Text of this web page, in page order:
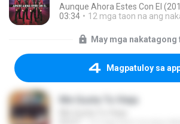
Aunque Ahora Estes Con El
03:34
12 mga taon na ang
May mga nakatagong
Magpatuloy sa
Me Gusta Tu Vieja